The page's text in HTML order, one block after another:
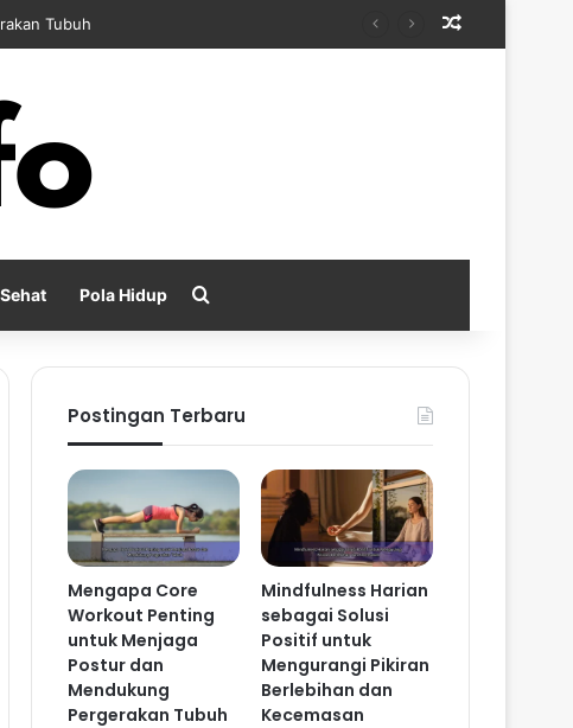
Kecemasan
Pola Hidup
Postingan Terbaru
Mengapa Core
Workout Penting
untuk Menjaga
Postur dan
Mendukung
Pergerakan Tubuh
Mindfulness Harian
sebagai Solusi
Positif untuk
Mengurangi Pikiran
Berlebihan dan
Kecemasan